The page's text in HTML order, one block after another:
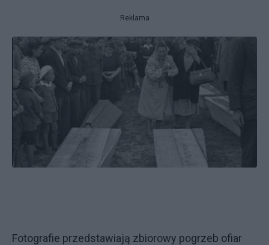
Reklama
Fotografie przedstawiają zbiorowy pogrzeb ofiar